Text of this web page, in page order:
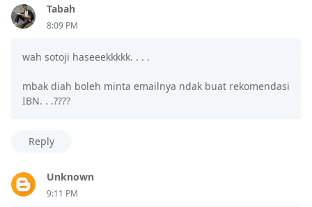
Tabah
8:09 PM
wah sotoji haseeekkkkk. . . .
mbak diah boleh minta emailnya ndak buat rekomendasi
IBN. . .????
Reply
Unknown
9:11 PM